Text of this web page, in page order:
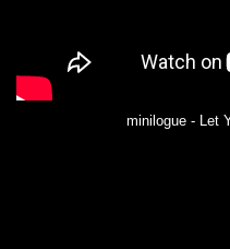
minilogue - Let